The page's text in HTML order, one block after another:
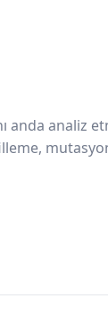
analiz